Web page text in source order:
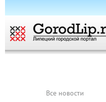
Все новости